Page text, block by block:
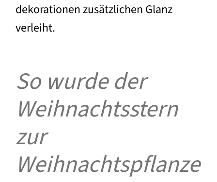
dekorationen zusätzlichen Glanz
verleiht.
So wurde der
Weihnachtsstern
zur
Weihnachtspflanze